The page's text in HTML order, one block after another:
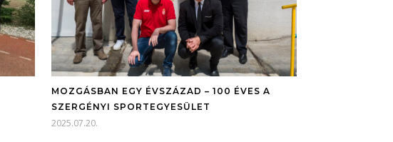
MOZGÁSBAN EGY ÉVSZÁZAD – 100 ÉVES A
SZERGÉNYI SPORTEGYESÜLET
2025.07.20.